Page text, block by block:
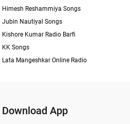
Himesh Reshammiya Songs
Jubin Nautiyal Songs
Kishore Kumar Radio Barfi
KK Songs
Lata Mangeshkar Online Radio
Download App